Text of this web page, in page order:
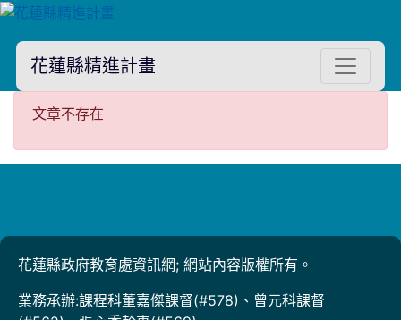
花蓮縣精進計畫
文章不存在
文章不存在
花蓮縣政府教育處資訊網; 網站內容版權所有。
業務承辦:課程科董嘉傑課督(#578)、曾元科課督